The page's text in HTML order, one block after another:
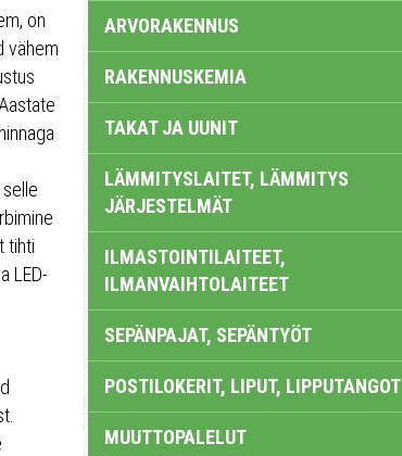
on
vähem
tihti
LED-
ARVORAKENNUS
RAKENNUSKEMIA
TAKAT JA UUNIT
LÄMMITYSLAITET, LÄMMITYS
JÄRJESTELMÄT
ILMASTOINTILAITEET,
ILMANVAIHTOLAITEET
SEPÄNPAJAT, SEPÄNTYÖT
POSTILOKERIT, LIPUT, LIPPUTANGOT
MUUTTOPALELUT